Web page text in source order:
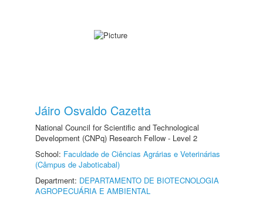
Jáiro Osvaldo Cazetta
National Council for Scientific and Technological
Development (CNPq) Research Fellow - Level 2
School: Faculdade de Ciências Agrárias e Veterinárias
(Câmpus de Jaboticabal)
Department: DEPARTAMENTO DE BIOTECNOLOGIA
AGROPECUÁRIA E AMBIENTAL